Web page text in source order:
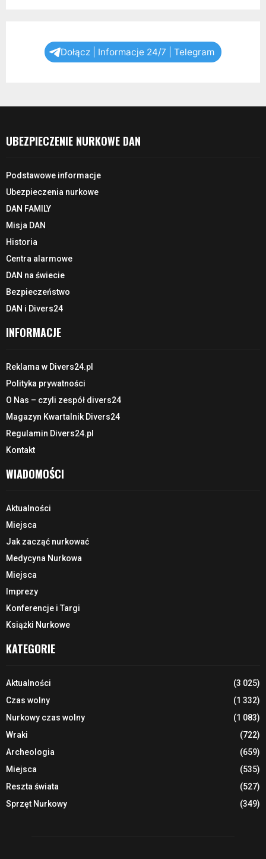
Dołącz | Informacje 24/7 | Telegram
UBEZPIECZENIE NURKOWE DAN
Podstawowe informacje
Ubezpieczenia nurkowe
DAN FAMILY
Misja DAN
Historia
Centra alarmowe
DAN na świecie
Bezpieczeństwo
DAN i Divers24
INFORMACJE
Reklama w Divers24.pl
Polityka prywatności
O Nas – czyli zespół divers24
Magazyn Kwartalnik Divers24
Regulamin Divers24.pl
Kontakt
WIADOMOŚCI
Aktualności
Miejsca
Jak zacząć nurkować
Medycyna Nurkowa
Miejsca
Imprezy
Konferencje i Targi
Książki Nurkowe
KATEGORIE
Aktualności
(3 025)
Czas wolny
(1 332)
Nurkowy czas wolny
(1 083)
Wraki
(722)
Archeologia
(659)
Miejsca
(535)
Reszta świata
(527)
Sprzęt Nurkowy
(349)